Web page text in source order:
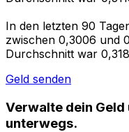
In den letzten 90
zwischen 0,3006 und
Durchschnitt war
Geld senden
Verwalte dein Geld
unterwegs.